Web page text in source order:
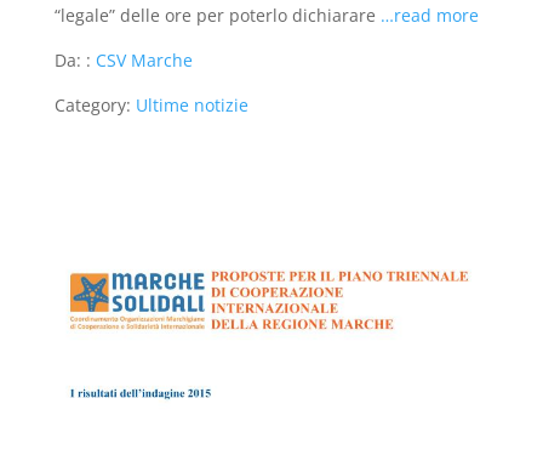
“legale” delle ore per poterlo dichiarare …read more
Da: : CSV Marche
Category: Ultime notizie